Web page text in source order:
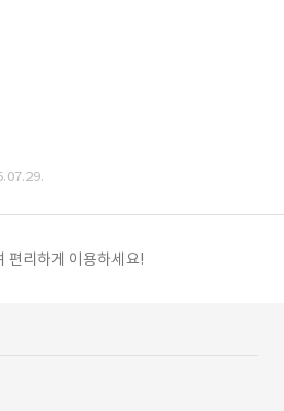
편리하게 이용하세요!